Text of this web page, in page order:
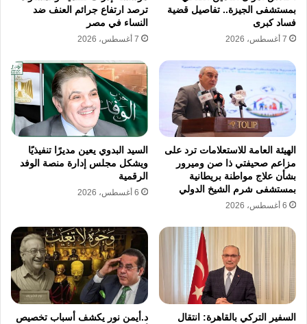
بمستشفى الجيزة.. تفاصيل قضية
فساد كبرى
7 أغسطس، 2026
ترصد ارتفاع جرائم العنف ضد
النساء في مصر
7 أغسطس، 2026
الهيئة العامة للاستعلامات ترد على
مزاعم صحيفتي ذا صن وميرور
بشأن علاج مواطنة بريطانية
بمستشفى شرم الشيخ الدولي
6 أغسطس، 2026
السيد البدوي يعين مديرًا تنفيذيًا
ويشكل مجلس إدارة منصة الوفد
الرقمية
6 أغسطس، 2026
السفير التركي بالقاهرة: انتقال
د.أيمن نور يكشف أسباب تخصيص